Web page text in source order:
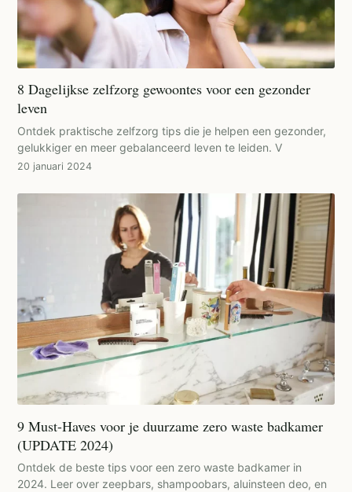
8 Dagelijkse zelfzorg gewoontes voor een gezonder
leven
Ontdek praktische zelfzorg tips die je helpen een gezonder,
gelukkiger en meer gebalanceerd leven te leiden. V
20 januari 2024
9 Must-Haves voor je duurzame zero waste badkamer
(UPDATE 2024)
Ontdek de beste tips voor een zero waste badkamer in
2024. Leer over zeepbars, shampoobars, aluinsteen deo, en